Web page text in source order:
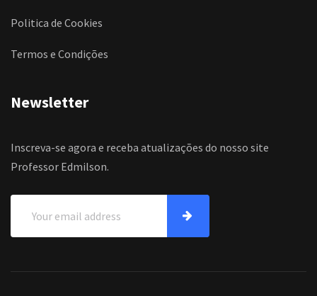
Politica de Cookies
Termos e Condições
Newsletter
Inscreva-se agora e receba atualizações do nosso site
Professor Edmilson.